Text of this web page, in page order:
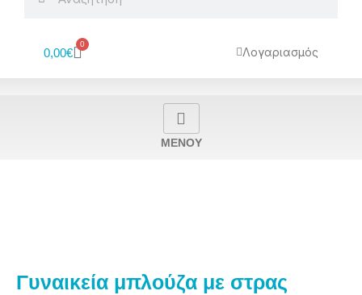
0,00€
0
Cart Λογαριασμός
MENOY
Γυναικεία μπλούζα με στρας